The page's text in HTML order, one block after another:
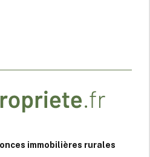
immobilières rurales